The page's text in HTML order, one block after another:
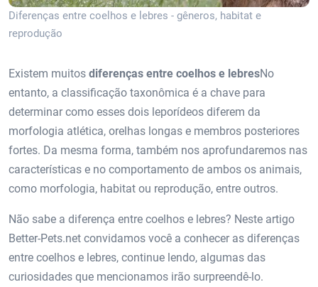
Diferenças entre coelhos e lebres - gêneros, habitat e
reprodução
Existem muitos diferenças entre coelhos e lebresNo
entanto, a classificação taxonômica é a chave para
determinar como esses dois leporídeos diferem da
morfologia atlética, orelhas longas e membros posteriores
fortes. Da mesma forma, também nos aprofundaremos nas
características e no comportamento de ambos os animais,
como morfologia, habitat ou reprodução, entre outros.
Não sabe a diferença entre coelhos e lebres? Neste artigo
Better-Pets.net convidamos você a conhecer as diferenças
entre coelhos e lebres, continue lendo, algumas das
curiosidades que mencionamos irão surpreendê-lo.